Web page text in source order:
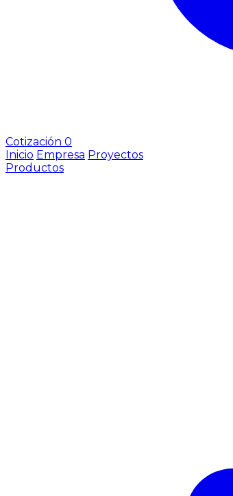
Cotización 0
Inicio Empresa Proyectos
Productos